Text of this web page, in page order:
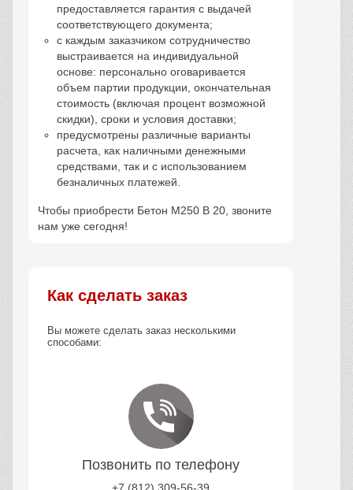
предоставляется гарантия с выдачей
соответствующего документа;
с каждым заказчиком сотрудничество
выстраивается на индивидуальной
основе: персонально оговаривается
объем партии продукции, окончательная
стоимость (включая процент возможной
скидки), сроки и условия доставки;
предусмотрены различные варианты
расчета, как наличными денежными
средствами, так и с использованием
безналичных платежей.
Чтобы приобрести Бетон М250 В 20, звоните
нам уже сегодня!
Как сделать заказ
Вы можете сделать заказ несколькими
способами:
Позвонить по телефону